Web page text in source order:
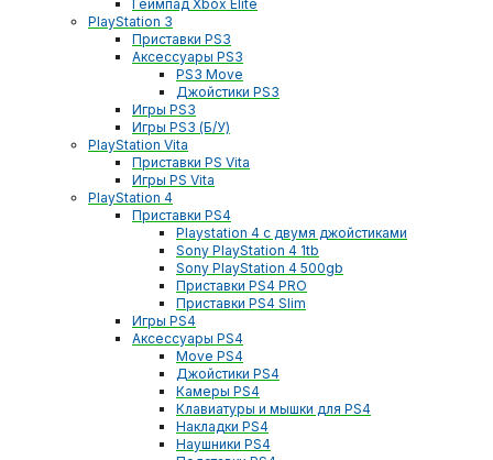
Геймпад Xbox Elite
PlayStation 3
Приставки PS3
Аксессуары PS3
PS3 Move
Джойстики PS3
Игры PS3
Игры PS3 (Б/У)
PlayStation Vita
Приставки PS Vita
Игры PS Vita
PlayStation 4
Приставки PS4
Playstation 4 с двумя джойстиками
Sony PlayStation 4 1tb
Sony PlayStation 4 500gb
Приставки PS4 PRO
Приставки PS4 Slim
Игры PS4
Аксессуары PS4
Move PS4
Джойстики PS4
Камеры PS4
Клавиатуры и мышки для PS4
Накладки PS4
Наушники PS4